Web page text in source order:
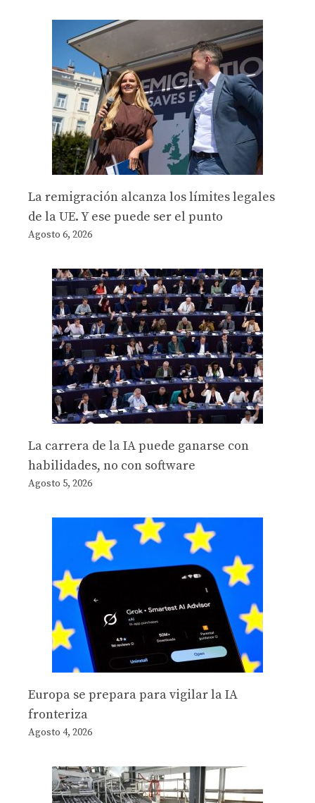
La remigración alcanza los límites legales
de la UE. Y ese puede ser el punto
Agosto 6, 2026
La carrera de la IA puede ganarse con
habilidades, no con software
Agosto 5, 2026
Europa se prepara para vigilar la IA
fronteriza
Agosto 4, 2026